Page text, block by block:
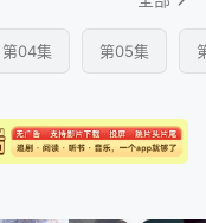
第04集 第05集